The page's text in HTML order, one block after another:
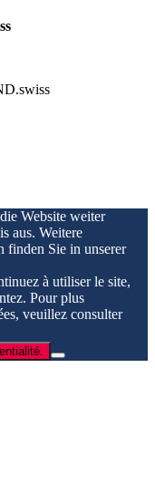
Website weiter
aus. Weitere
finden Sie in unserer
à utiliser le site,
Pour plus
veuillez consulter